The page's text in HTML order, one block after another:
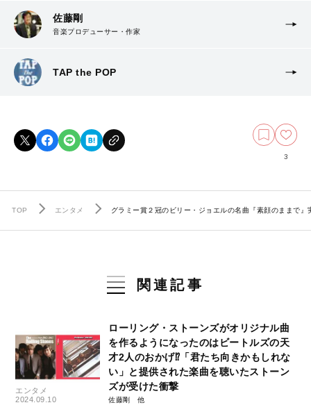
佐藤剛
音楽プロデューサー・作家
TAP the POP
3
TOP エンタメ グラミー賞２冠のビリー・ジョエルの名曲『素顔のままで
関連記事
エンタメ
2024.09.10
ローリング・ストーンズがオリジナル曲
を作るようになったのはビートルズの天
才2人のおかげ⁉︎「君たち向きかもしれな
い」と提供された楽曲を聴いたストーン
ズが受けた衝撃
佐藤剛